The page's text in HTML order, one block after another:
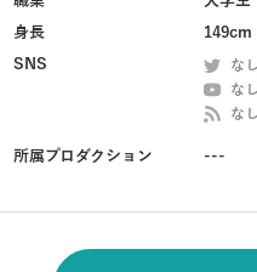
身長
149cm
SNS
なし
なし
なし
所属プロダクション ---